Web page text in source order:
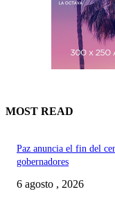
MOST READ
Paz anuncia el fin del
gobernadores
6 agosto , 2026